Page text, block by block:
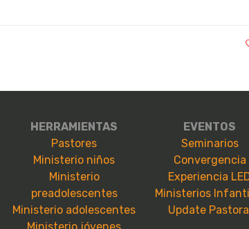
HERRAMIENTAS
Pastores
Ministerio niños
Ministerio
preadolescentes
Ministerio adolescentes
EVENTOS
Seminarios
Convergencia
Experiencia
Ministerios
Update